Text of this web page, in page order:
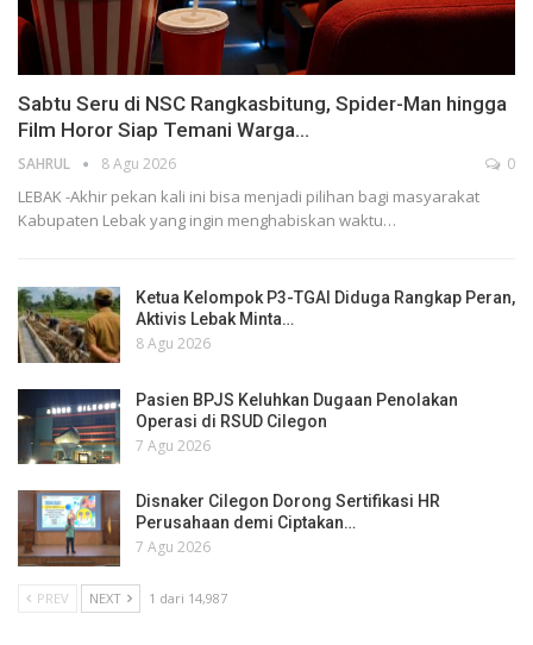
Sabtu Seru di NSC Rangkasbitung, Spider-Man hingga
Film Horor Siap Temani Warga…
SAHRUL 8 Agu 2026 0
LEBAK -Akhir pekan kali ini bisa menjadi pilihan bagi masyarakat
Kabupaten Lebak yang ingin menghabiskan waktu…
Ketua Kelompok P3-TGAI Diduga Rangkap Peran,
Aktivis Lebak Minta…
8 Agu 2026
Pasien BPJS Keluhkan Dugaan Penolakan
Operasi di RSUD Cilegon
7 Agu 2026
Disnaker Cilegon Dorong Sertifikasi HR
Perusahaan demi Ciptakan…
7 Agu 2026
PREV NEXT 1 dari 14,987